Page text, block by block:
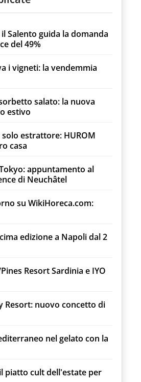
Salento guida la domanda
del 49%
i vigneti: la vendemmia
salato: la nuova
estivo
estrattore: HUROM
casa
appuntamento al
di Neuchâtel
su WikiHoreca.com:
edizione a Napoli dal 2
Resort Sardinia e IYO
Resort: nuovo concetto di
nel gelato con la
piatto cult dell'estate per